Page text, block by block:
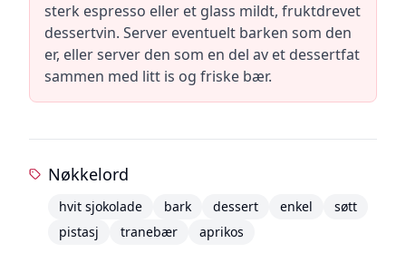
sterk espresso eller et glass mildt, fruktdrevet
dessertvin. Server eventuelt barken som den
er, eller server den som en del av et dessertfat
sammen med litt is og friske bær.
Nøkkelord
hvit sjokolade bark dessert enkel
søtt
pistasj
tranebær aprikos